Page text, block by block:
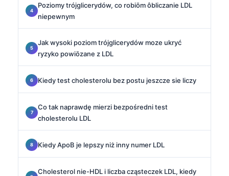
Poziomy trójglicerydów, co robiōm ôbliczanie LDL
niepewnym
Jak wysoki poziom trójglicerydów moze ukryć
ryzyko powiōzane z LDL
Kiedy test cholesterolu bez postu jeszcze sie liczy
Co tak naprawdę mierzi bezpośredni test
cholesterolu LDL
Kiedy ApoB je lepszy niż inny numer LDL
Cholesterol nie-HDL i liczba cząsteczek LDL, kiedy